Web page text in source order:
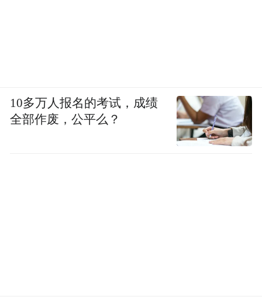
10多万人报名的考试，成绩
全部作废，公平么？